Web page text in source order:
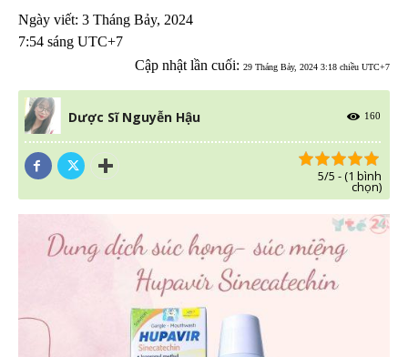
Ngày viết: 3 Tháng Bảy, 2024
7:54 sáng UTC+7
Cập nhật lần cuối: 29 Tháng Bảy, 2024 3:18 chiều UTC+7
Dược Sĩ Nguyễn Hậu 160
5/5 - (1 bình
chọn)